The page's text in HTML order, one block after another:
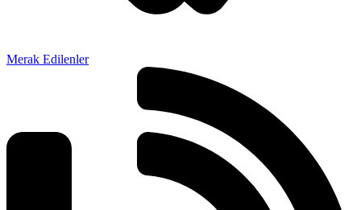
Merak Edilenler